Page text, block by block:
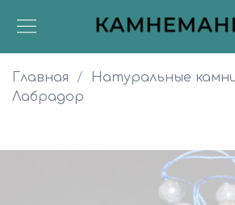
Главная
Натуральные
Лабрадор